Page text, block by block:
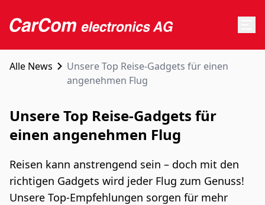
Alle News
Unsere Top Reise-Gadgets für einen
angenehmen Flug
Unsere Top Reise-Gadgets für
einen angenehmen Flug
Reisen kann anstrengend sein – doch mit den
richtigen Gadgets wird jeder Flug zum Genuss!
Unsere Top-Empfehlungen sorgen für mehr